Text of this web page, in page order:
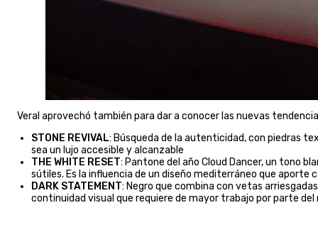
Veral aprovechó también para dar a conocer las nuevas
STONE REVIVAL: Búsqueda de la autenticidad, con piedras
sea un lujo accesible y alcanzable
THE WHITE RESET: Pantone del año Cloud Dancer, un tono
sútiles. Es la influencia de un diseño mediterráneo que
DARK STATEMENT: Negro que combina con vetas
continuidad visual que requiere de mayor trabajo por parte